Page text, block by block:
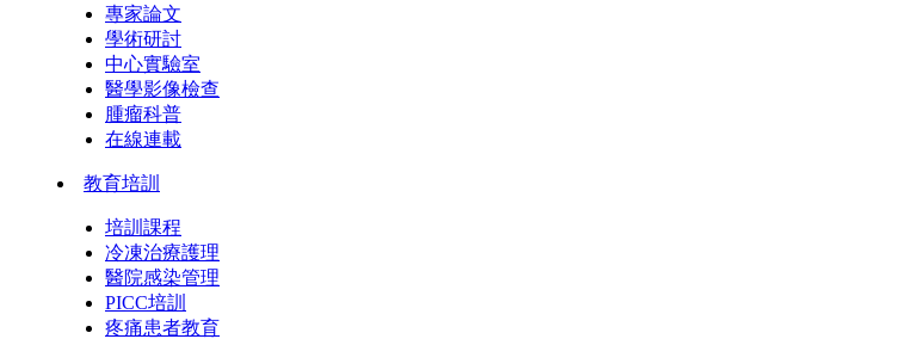
專家論文
學術研討
中心實驗室
醫學影像檢查
腫瘤科普
在線連載
教育培訓
培訓課程
冷凍治療護理
醫院感染管理
PICC培訓
疼痛患者教育